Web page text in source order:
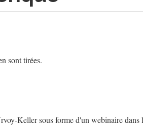
sont tirées.
Keller sous forme d'un webinaire dans